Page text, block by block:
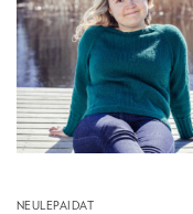
NEULEPAIDAT